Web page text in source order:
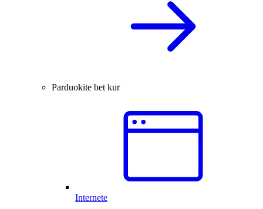
Parduokite bet kur
Internete